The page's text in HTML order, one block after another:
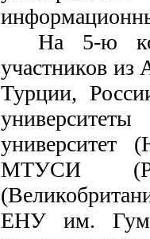
На 5-ю
участников из
Турции,
университет
МТУСИ
ЕНУ им.